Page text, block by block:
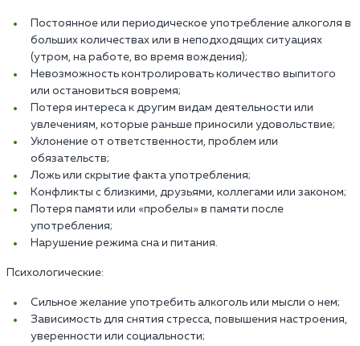
Постоянное или периодическое употребление алкоголя в
больших количествах или в неподходящих ситуациях
(утром, на работе, во время вождения);
Невозможность контролировать количество выпитого
или остановиться вовремя;
Потеря интереса к другим видам деятельности или
увлечениям, которые раньше приносили удовольствие;
Уклонение от ответственности, проблем или
обязательств;
Ложь или скрытие факта употребления;
Конфликты с близкими, друзьями, коллегами или законом;
Потеря памяти или «пробелы» в памяти после
употребления;
Нарушение режима сна и питания.
Психологические:
Сильное желание употребить алкоголь или мысли о нем;
Зависимость для снятия стресса, повышения настроения,
уверенности или социальности;